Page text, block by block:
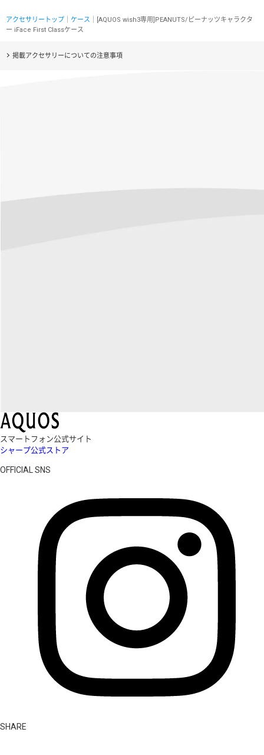
アクセサリートップ ケース ｜[AQUOS wish3専用]PEANUTS/ピーナッツキャラクタ
ー iFace First Classケース
掲載アクセサリーについての注意事項
スマートフォン公式サイト
シャープ公式ストア
OFFICIAL SNS
SHARE